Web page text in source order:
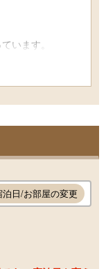
います。
泊日/お部屋の変更